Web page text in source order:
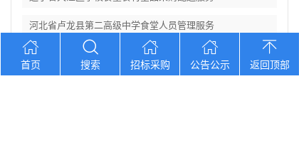
河北省卢龙县第二高级中学食堂人员管理服务
辽宁连山铝业（集团）有限公司会计外包服务
首页 搜索 招标采购 公告公示 返回顶部